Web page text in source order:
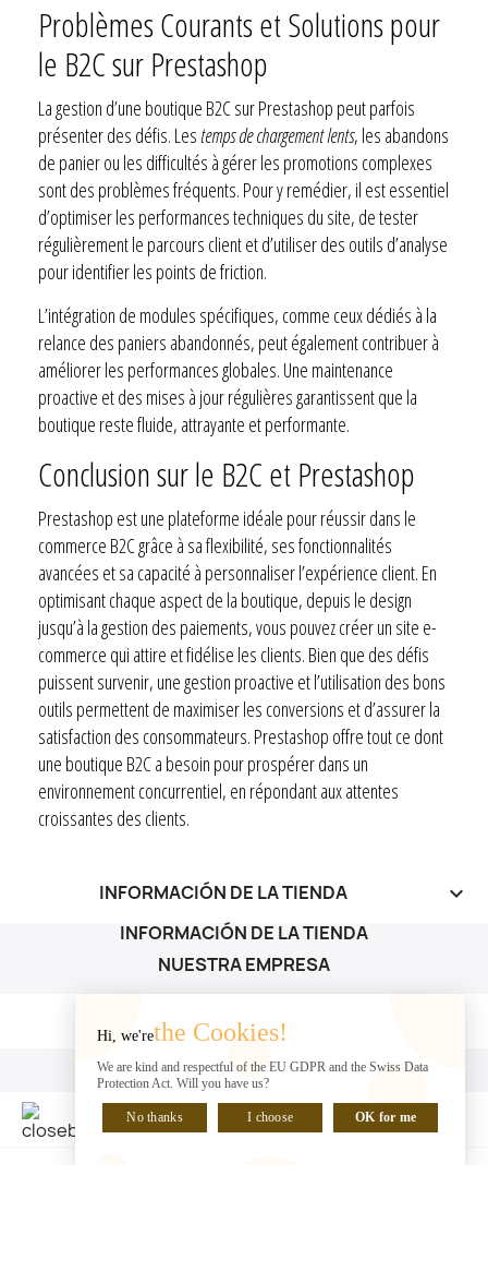
Problèmes Courants et Solutions pour
le B2C sur Prestashop
La gestion d’une boutique B2C sur Prestashop peut parfois
présenter des défis. Lestemps de chargement lents, les abandons
de panier ou les difficultés à gérer les promotions complexes
sont des problèmes fréquents. Pour y remédier, il est essentiel
d’optimiser les performances techniques du site, de tester
régulièrement le parcours client et d’utiliser des outils d’analyse
pour identifier les points de friction.
L’intégration de modules spécifiques, comme ceux dédiés à la
relance des paniers abandonnés, peut également contribuer à
améliorer les performances globales. Une maintenance
proactive et des mises à jour régulières garantissent que la
boutique reste fluide, attrayante et performante.
Conclusion sur le B2C et Prestashop
Prestashop est une plateforme idéale pour réussir dans le
commerce B2C grâce à sa flexibilité, ses fonctionnalités
avancées et sa capacité à personnaliser l’expérience client. En
optimisant chaque aspect de la boutique, depuis le design
jusqu’à la gestion des paiements, vous pouvez créer un site e-
commerce qui attire et fidélise les clients. Bien que des défis
puissent survenir, une gestion proactive et l’utilisation des bons
outils permettent de maximiser les conversions et d’assurer la
satisfaction des consommateurs. Prestashop offre tout ce dont
une boutique B2C a besoin pour prospérer dans un
environnement concurrentiel, en répondant aux attentes
croissantes des clients.
INFORMACIÓN DE LA TIENDA keyboard_arrow_down
INFORMACIÓN DE LA TIENDA
NUESTRA EMPRESA
NUESTRA EMPRESA
SU CUENTA
SU CUENTA
Hi, we'rethe Cookies!
We are kind and respectful of the EU GDPR and the Swiss Data
Protection Act. Will you have us?
No thanks I choose OK for me
HABLA CON NOSOTROS